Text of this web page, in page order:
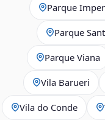
Parque
Parque
Parque Viana
Vila Barueri
Vila do Conde